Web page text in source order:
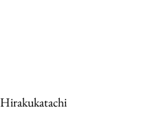
Hirakukatachi